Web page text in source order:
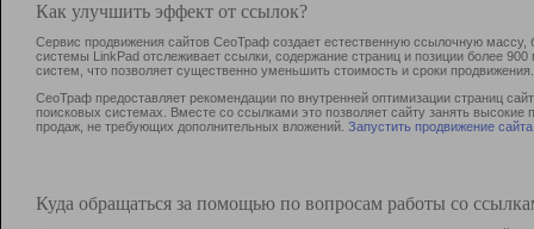
Как улучшить эффект от ссылок?
Сервис продвижения сайтов СеоТраф создает естественную ссылочную
системы LinkPad отслеживает ссылки, содержание страниц и позиции более
систем, что позволяет существенно уменьшить стоимость и сроки продвижения.
СеоТраф предоставляет рекомендации по внутренней оптимизации страниц
поисковых системах. Вместе со ссылками это позволяет сайту занять
продаж, не требующих дополнительных вложений. Запустить продвижение сайта
Куда обращаться за помощью по вопросам работы со